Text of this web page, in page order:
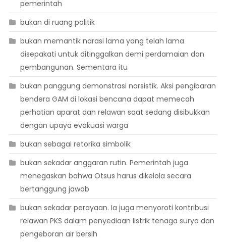
pemerintah
bukan di ruang politik
bukan memantik narasi lama yang telah lama
disepakati untuk ditinggalkan demi perdamaian dan
pembangunan. Sementara itu
bukan panggung demonstrasi narsistik. Aksi pengibaran
bendera GAM di lokasi bencana dapat memecah
perhatian aparat dan relawan saat sedang disibukkan
dengan upaya evakuasi warga
bukan sebagai retorika simbolik
bukan sekadar anggaran rutin. Pemerintah juga
menegaskan bahwa Otsus harus dikelola secara
bertanggung jawab
bukan sekadar perayaan. Ia juga menyoroti kontribusi
relawan PKS dalam penyediaan listrik tenaga surya dan
pengeboran air bersih